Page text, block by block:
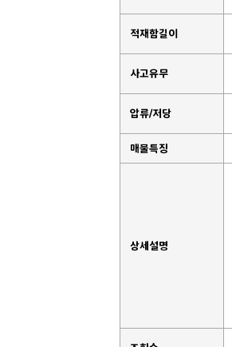
적재함길이
사고유무
압류/저당
매물특징
상세설명